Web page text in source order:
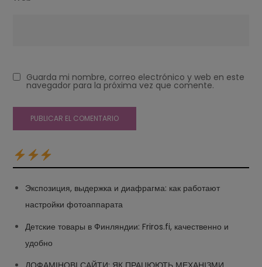
Guarda mi nombre, correo electrónico y web en este
navegador para la próxima vez que comente.
Экспозиция, выдержка и диафрагма: как работают
настройки фотоаппарата
Детские товары в Финляндии: Friros.fi, качественно и
удобно